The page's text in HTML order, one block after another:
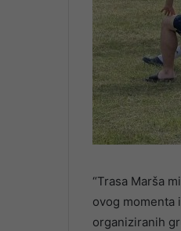
“Trasa Marša
ovog momenta
organiziranih